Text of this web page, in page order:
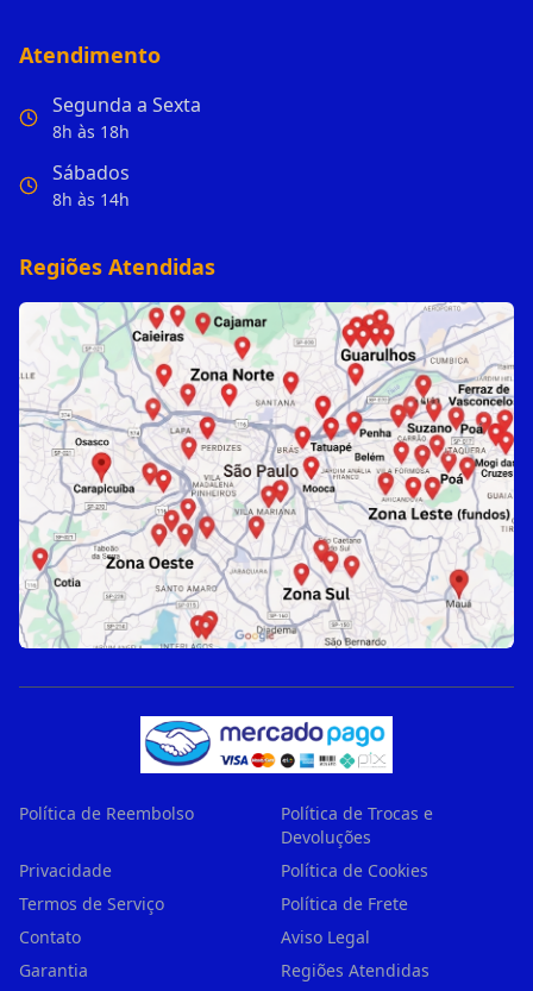
Atendimento
Segunda a Sexta
8h às 18h
Sábados
8h às 14h
Regiões Atendidas
Política de Reembolso
Política de Trocas e
Devoluções
Privacidade
Política de Cookies
Termos de Serviço
Política de Frete
Contato
Aviso Legal
Garantia
Regiões Atendidas